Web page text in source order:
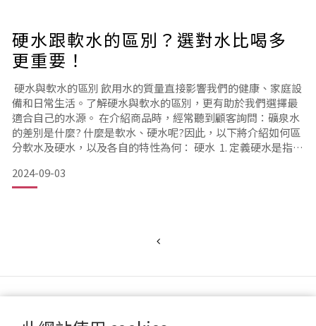
硬水跟軟水的區別？選對水比喝多
更重要！
硬水與軟水的區別 飲用水的質量直接影響我們的健康、家庭設
備和日常生活。了解硬水與軟水的區別，更有助於我們選擇最
適合自己的水源。 在介紹商品時，經常聽到顧客詢問：礦泉水
的差別是什麼? 什麼是軟水、硬水呢?因此，以下將介紹如何區
分軟水及硬水，以及各自的特性為何： 硬水 1. 定義硬水是指水
物質來自水流經含鈣和鎂的岩石和土壤時溶解進水中。2. 特徵
水垢形成：硬水容易在水壺、熱水器、管道等設備中形成水
2024-09-03